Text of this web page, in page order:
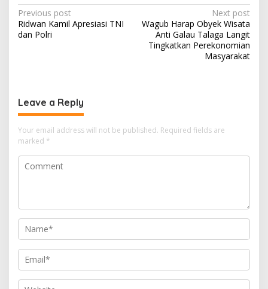
Post
navigation
Previous post
Ridwan Kamil Apresiasi TNI
dan Polri
Next post
Wagub Harap Obyek Wisata
Anti Galau Talaga Langit
Tingkatkan Perekonomian
Masyarakat
Leave a Reply
Your email address will not be published. Required fields are
marked *